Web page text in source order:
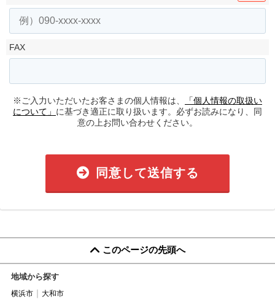
FAX
※ご入力いただいたお客さまの個人情報は、
「個人情報の取扱い
について」 に基づき適正に取り扱います。必ずお読みになり、同
意の上お問い合わせください。
同意して送信する
このページの先頭へ
地域から探す
横浜市 大和市